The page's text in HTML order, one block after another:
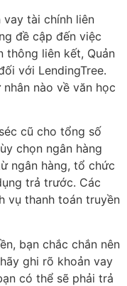
tài chính liên
đề cập đến việc
thông liên kết, Quản
với LendingTree.
nào về văn học
cũ cho tổng số
chọn ngân hàng
ngân hàng, tổ chức
trả trước. Các
vụ thanh toán truyền
bạn chắc chắn nên
ghi rõ khoản vay
có thể sẽ phải trả